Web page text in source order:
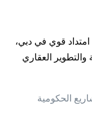
قوي في دبي،
والتطوير العقاري
الحكومية